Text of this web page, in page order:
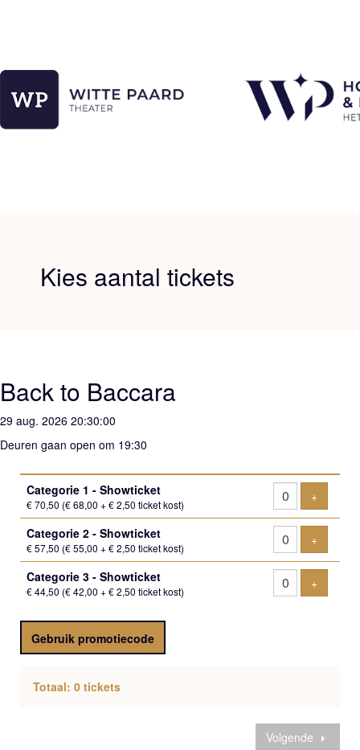
Kies aantal tickets
Back to Baccara
29 aug. 2026 20:30:00
Deuren gaan open om 19:30
Aantal
Categorie 1 - Showticket
€ 70,50 (€ 68,00 + € 2,50 ticket kost)
+Voeg
Categorie 2 - Showticket
€ 57,50 (€ 55,00 + € 2,50 ticket kost)
+Voeg
Categorie 3 - Showticket
€ 44,50 (€ 42,00 + € 2,50 ticket kost)
+Voeg
Gebruik promotiecode
Totaal: 0 tickets
Volgende